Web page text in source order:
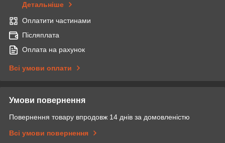
Детальніше
Оплатити частинами
Післяплата
Оплата на рахунок
Всі умови оплати
Умови повернення
Повернення товару впродовж 14 днів за домовленістю
Всі умови повернення